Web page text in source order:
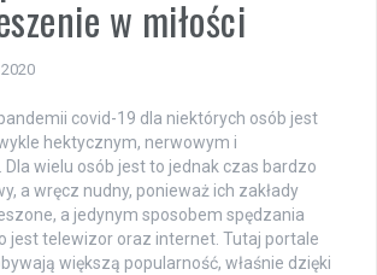
w miłości
covid-19 dla niektórych osób jest
hektycznym, nerwowym i
Dla wielu osób jest to jednak czas bardzo
a wręcz nudny, ponieważ ich zakłady
a jedynym sposobem spędzania
jest telewizor oraz internet. Tutaj portale
większą popularność, właśnie dzięki